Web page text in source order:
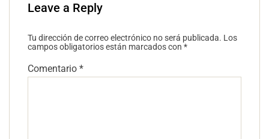
Leave a Reply
Tu dirección de correo electrónico no será publicada. Los
campos obligatorios están marcados con *
Comentario *